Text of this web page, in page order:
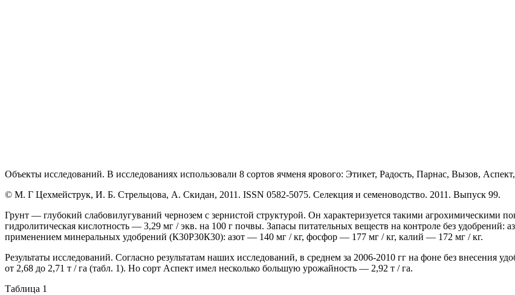
Объекты исследований. В исследованиях использовали 8 сортов ячменя ярового: Этикет, Радость, Парнас, Вызов,
© М. Г Цехмейструк, И. Б. Стрельцова, А. Скидан, 2011. ISSN 0582-5075. Селекция и семеноводство. 2011. Выпуск 99.
Грунт — глубокий слабовилугуваний чернозем с зернистой структурой. Он характеризуется такими
гидролитическая кислотность — 3,29 мг / экв. на 100 г почвы. Запасы питательных веществ на контроле без
применением минеральных удобрений (К30Р30К30): азот — 140 мг / кг, фосфор — 177 мг / кг, калий — 172 мг / кг.
Результаты исследований. Согласно результатам наших исследований, в среднем за 2006-2010 гг на фоне без внесения
от 2,68 до 2,71 т / га (табл. 1). Но сорт Аспект имел несколько большую урожайность — 2,92 т / га.
Таблица 1